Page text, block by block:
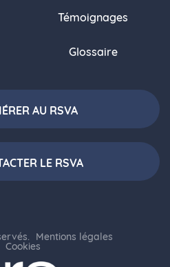
Témoignages
Glossaire
AU RSVA
LE RSVA
Mentions légales
Cookies